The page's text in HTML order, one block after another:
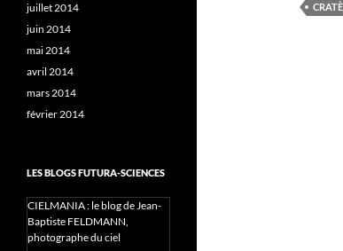
juillet 2014
juin 2014
mai 2014
avril 2014
mars 2014
février 2014
LES BLOGS FUTURA-SCIENCES
CIELMANIA : le blog de Jean-
Baptiste FELDMANN,
photographe du ciel